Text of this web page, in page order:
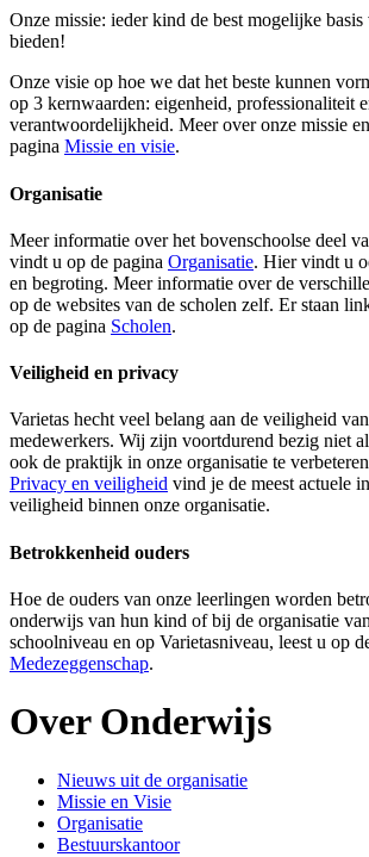
Onze missie: ieder kind de best mogelijke
bieden!
Onze visie op hoe we dat het beste kunnen
op 3 kernwaarden: eigenheid, professionaliteit
verantwoordelijkheid. Meer over onze missie
pagina Missie en visie.
Organisatie
Meer informatie over het bovenschoolse deel
vindt u op de pagina Organisatie. Hier vindt u
en begroting. Meer informatie over de
op de websites van de scholen zelf. Er staan
op de pagina Scholen.
Veiligheid en privacy
Varietas hecht veel belang aan de veiligheid
medewerkers. Wij zijn voortdurend bezig niet
ook de praktijk in onze organisatie te
Privacy en veiligheid vind je de meest actuele
veiligheid binnen onze organisatie.
Betrokkenheid ouders
Hoe de ouders van onze leerlingen worden
onderwijs van hun kind of bij de organisatie
schoolniveau en op Varietasniveau, leest u op
Medezeggenschap.
Over Onderwijs
Nieuws uit de organisatie
Missie en Visie
Organisatie
Bestuurskantoor